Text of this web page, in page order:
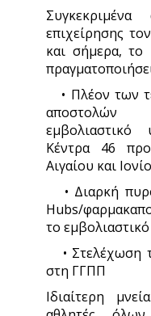
επιχείρησης
και σήμερα, το
• Πλέον των
εμβολιαστικό
Κέντρα 46
Αιγαίου και
• Διαρκή
Hubs/
το
• Στελέχωση
στη ΓΓΠΠ
Ιδιαίτερη